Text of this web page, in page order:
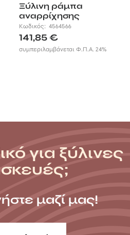
Ξύλινη ράμπα
αναρρίχησης
Κωδικός:4564566
141,85€
συμπεριλαμβάνεται Φ.Π.Α. 24%
για ξύλινες
μαζί μας!